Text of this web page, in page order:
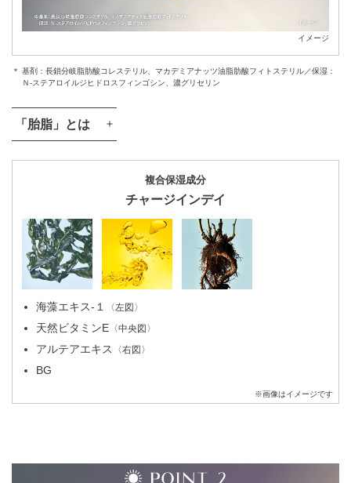
イメージ
基剤：長鎖分岐脂肪酸コレステリル、マカデミアナッツ油脂肪酸フィトステリル／保湿：
Ｎ-ステアロイルジヒドロスフィンゴシン、濃グリセリン
「胎脂」とは
複合保湿成分
チャージインデイ
海藻エキス-１ 〈左図〉
天然ビタミンE〈中央図〉
アルテアエキス 〈右図〉
BG
※画像はイメージです